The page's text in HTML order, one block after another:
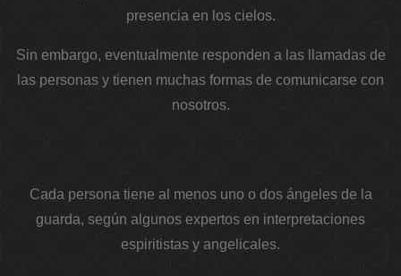
presencia en los cielos.
Sin embargo, eventualmente responden a las llamadas de
las personas y tienen muchas formas de comunicarse con
nosotros.
Cada persona tiene al menos uno o dos ángeles de la
guarda, según algunos expertos en interpretaciones
espiritistas y angelicales.